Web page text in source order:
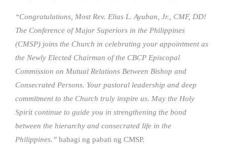
“Congratulations, Most Rev. Elias L. Ayuban, Jr., CMF, DD!
The Conference of Major Superiors in the Philippines
(CMSP) joins the Church in celebrating your appointment as
the Newly Elected Chairman of the CBCP Episcopal
Commission on Mutual Relations Between Bishop and
Consecrated Persons. Your pastoral leadership and deep
commitment to the Church truly inspire us. May the Holy
Spirit continue to guide you in strengthening the bond
between the hierarchy and consecrated life in the
Philippines.” bahagi ng pabati ng CMSP.